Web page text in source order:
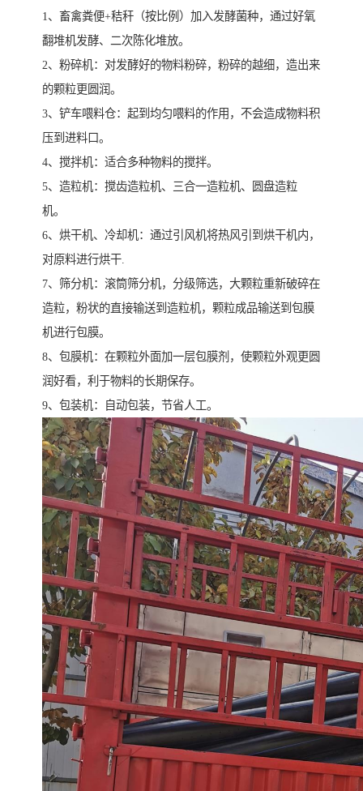
1、畜禽粪便+秸秆（按比例）加入发酵菌种，通过好氧
翻堆机发酵、二次陈化堆放。
2、粉碎机：对发酵好的物料粉碎，粉碎的越细，造出来
的颗粒更圆润。
3、铲车喂料仓：起到均匀喂料的作用，不会造成物料积
压到进料口。
4、搅拌机：适合多种物料的搅拌。
5、造粒机：搅齿造粒机、三合一造粒机、圆盘造粒
机。
6、烘干机、冷却机：通过引风机将热风引到烘干机内，
对原料进行烘干.
7、筛分机：滚筒筛分机，分级筛选，大颗粒重新破碎在
造粒，粉状的直接输送到造粒机，颗粒成品输送到包膜
机进行包膜。
8、包膜机：在颗粒外面加一层包膜剂，使颗粒外观更圆
润好看，利于物料的长期保存。
9、包装机：自动包装，节省人工。